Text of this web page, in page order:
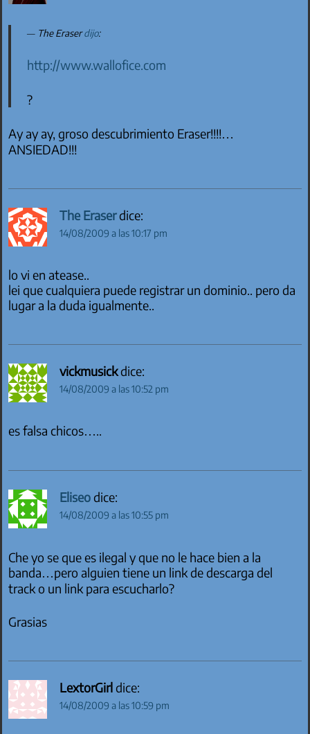
The Eraserdijo:
http://www.wallofice.com
?
Ay ay ay, groso descubrimiento Eraser!!!!…
ANSIEDAD!!!
The Eraserdice:
14/08/2009 a las 10:17 pm
lo vi en atease..
lei que cualquiera puede registrar un dominio.. pero da
lugar a la duda igualmente..
vickmusickdice:
14/08/2009 a las 10:52 pm
es falsa chicos…..
Eliseodice:
14/08/2009 a las 10:55 pm
Che yo se que es ilegal y que no le hace bien a la
banda…pero alguien tiene un link de descarga del
track o un link para escucharlo?
Grasias
LextorGirl dice:
14/08/2009 a las 10:59 pm